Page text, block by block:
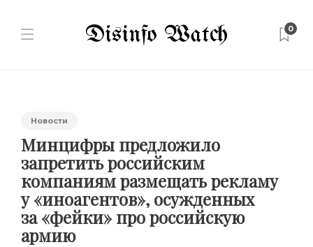
0
Новости
Минцифры предложило
запретить российским
компаниям размещать рекламу
у «иноагентов», осужденных
за «фейки» про российскую
армию